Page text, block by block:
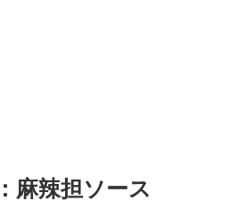
麻辣担ソース